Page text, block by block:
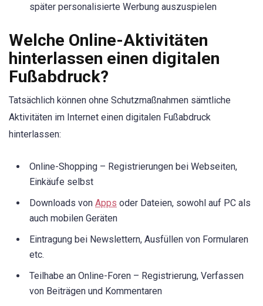
später personalisierte Werbung auszuspielen
Welche Online-Aktivitäten
hinterlassen einen digitalen
Fußabdruck?
Tatsächlich können ohne Schutzmaßnahmen sämtliche
Aktivitäten im Internet einen digitalen Fußabdruck
hinterlassen:
Online-Shopping – Registrierungen bei Webseiten,
Einkäufe selbst
Downloads von Apps oder Dateien, sowohl auf PC als
auch mobilen Geräten
Eintragung bei Newslettern, Ausfüllen von Formularen
etc.
Teilhabe an Online-Foren – Registrierung, Verfassen
von Beiträgen und Kommentaren